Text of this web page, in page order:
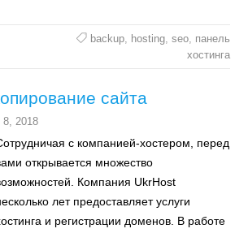
backup, hosting, seo, панель
хостинга
сайта
8, 2018
с компанией-хостером, перед
открывается множество
Компания UkrHost
лет предоставляет услуги
и регистрации доменов. В работе